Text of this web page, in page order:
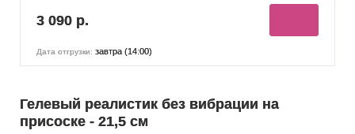
3 090 р.
Дата отгрузки: завтра (14:00)
Гелевый реалистик без вибрации на
присоске - 21,5 см